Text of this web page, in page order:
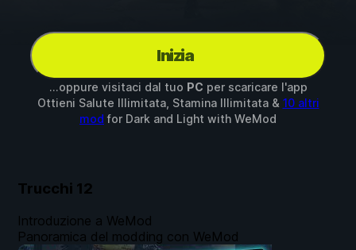
Inizia
...oppure visitaci dal tuo PC per scaricare l'app
Ottieni Salute Illimitata, Stamina Illimitata & 10 altri
mod for Dark and Light with WeMod
Trucchi 12
Introduzione a WeMod
Panoramica del modding con WeMod